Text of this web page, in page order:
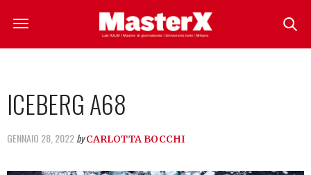
ICEBERG A68
GENNAIO 28, 2022by CARLOTTA BOCCHI